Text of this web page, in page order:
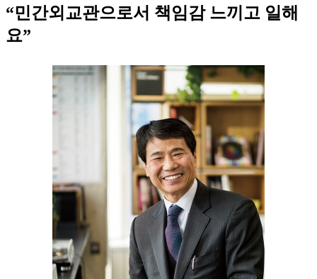
“민간외교관으로서 책임감 느끼고 일해
요”